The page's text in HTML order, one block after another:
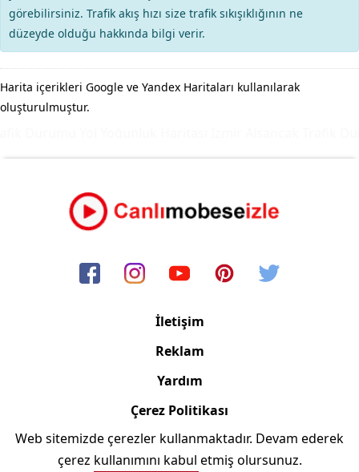
görebilirsiniz. Trafik akış hızı size trafik sıkışıklığının ne
düzeyde olduğu hakkında bilgi verir.
Harita içerikleri Google ve Yandex Haritaları kullanılarak
oluşturulmuştur.
İletişim
Reklam
Yardım
Çerez Politikası
Copyright © 2006/2024 Canlimobeseizle.com
Web sitemizde çerezler kullanmaktadır. Devam ederek
çerez kullanımını kabul etmiş olursunuz.